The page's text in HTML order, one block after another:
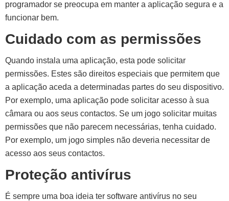
programador se preocupa em manter a aplicação segura e a
funcionar bem.
Cuidado com as permissões
Quando instala uma aplicação, esta pode solicitar
permissões. Estes são direitos especiais que permitem que
a aplicação aceda a determinadas partes do seu dispositivo.
Por exemplo, uma aplicação pode solicitar acesso à sua
câmara ou aos seus contactos. Se um jogo solicitar muitas
permissões que não parecem necessárias, tenha cuidado.
Por exemplo, um jogo simples não deveria necessitar de
acesso aos seus contactos.
Proteção antivírus
É sempre uma boa ideia ter software antivírus no seu